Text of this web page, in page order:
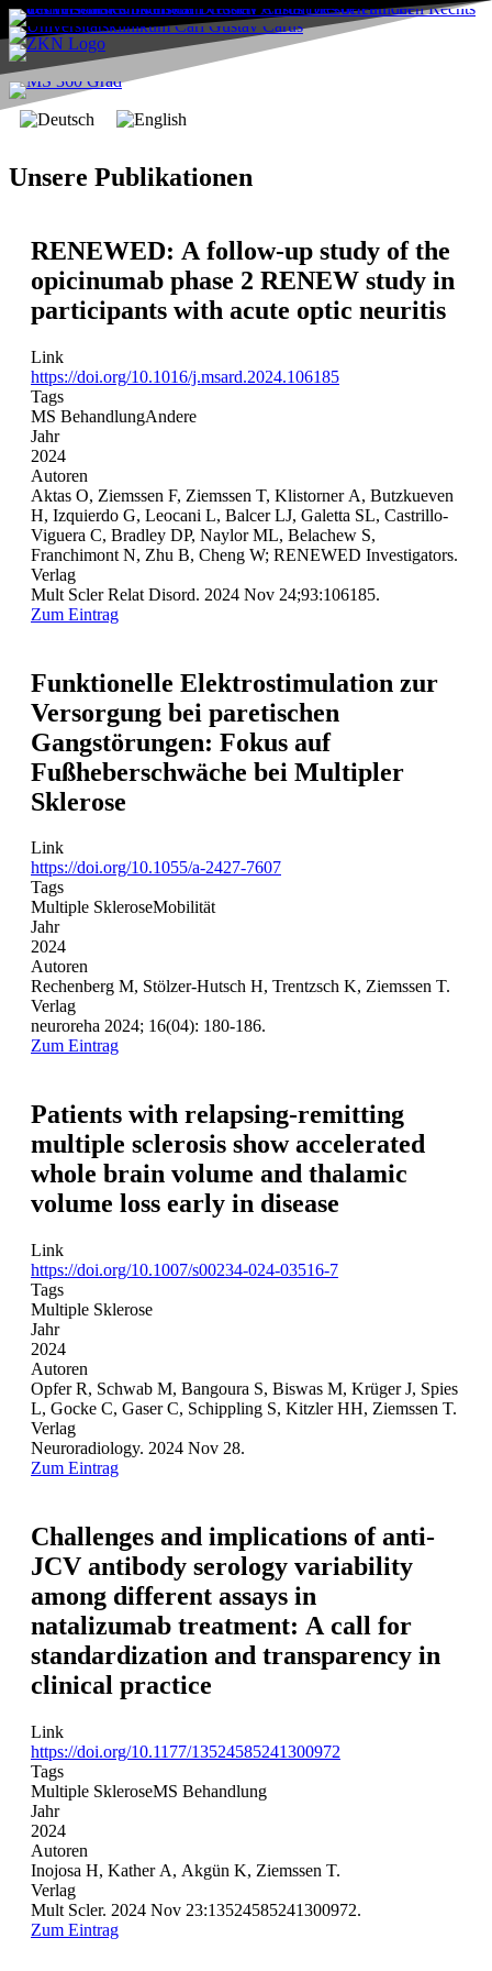
Unsere Publikationen
RENEWED: A follow-up study of the
opicinumab phase 2 RENEW study in
participants with acute optic neuritis
Link
https://doi.org/10.1016/j.msard.2024.106185
Tags
MS BehandlungAndere
Jahr
2024
Autoren
Aktas O, Ziemssen F, Ziemssen T, Klistorner A, Butzkueven
H, Izquierdo G, Leocani L, Balcer LJ, Galetta SL, Castrillo-
Viguera C, Bradley DP, Naylor ML, Belachew S,
Franchimont N, Zhu B, Cheng W; RENEWED Investigators.
Verlag
Mult Scler Relat Disord. 2024 Nov 24;93:106185.
Zum Eintrag
Funktionelle Elektrostimulation zur
Versorgung bei paretischen
Gangstörungen: Fokus auf
Fußheberschwäche bei Multipler
Sklerose
Link
https://doi.org/10.1055/a-2427-7607
Tags
Multiple SkleroseMobilität
Jahr
2024
Autoren
Rechenberg M, Stölzer-Hutsch H, Trentzsch K, Ziemssen T.
Verlag
neuroreha 2024; 16(04): 180-186.
Zum Eintrag
Patients with relapsing-remitting
multiple sclerosis show accelerated
whole brain volume and thalamic
volume loss early in disease
Link
https://doi.org/10.1007/s00234-024-03516-7
Tags
Multiple Sklerose
Jahr
2024
Autoren
Opfer R, Schwab M, Bangoura S, Biswas M, Krüger J, Spies
L, Gocke C, Gaser C, Schippling S, Kitzler HH, Ziemssen T.
Verlag
Neuroradiology. 2024 Nov 28.
Zum Eintrag
Challenges and implications of anti-
JCV antibody serology variability
among different assays in
natalizumab treatment: A call for
standardization and transparency in
clinical practice
Link
https://doi.org/10.1177/13524585241300972
Tags
Multiple SkleroseMS Behandlung
Jahr
2024
Autoren
Inojosa H, Kather A, Akgün K, Ziemssen T.
Verlag
Mult Scler. 2024 Nov 23:13524585241300972.
Zum Eintrag